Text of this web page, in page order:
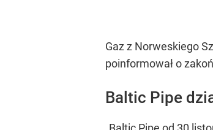
Gaz z Norweskiego
poinformował o
Baltic Pipe